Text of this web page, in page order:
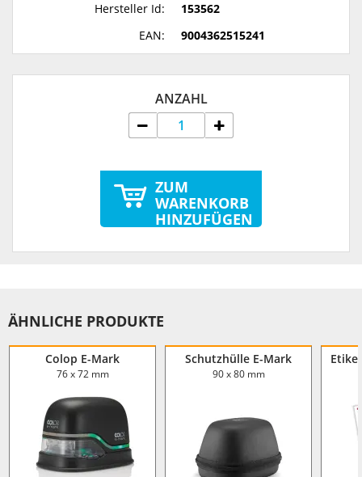
Hersteller Id:
153562
EAN:
9004362515241
ANZAHL
ZUM
WARENKORB
HINZUFÜGEN
ÄHNLICHE PRODUKTE
Colop E-Mark
76 x 72 mm
Schutzhülle E-Mark
90 x 80 mm